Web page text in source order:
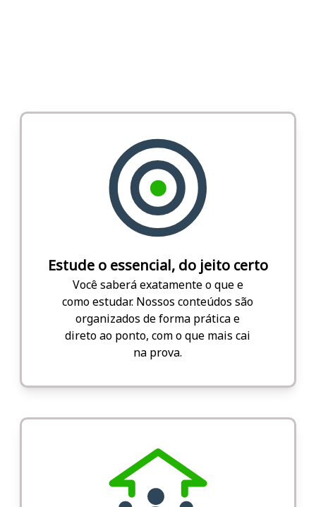
Estude o essencial, do jeito certo
Você saberá exatamente o que e
como estudar. Nossos conteúdos são
organizados de forma prática e
direto ao ponto, com o que mais cai
na prova.